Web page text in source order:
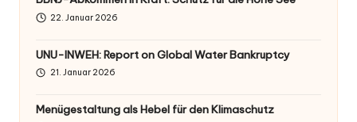
22. Januar 2026
UNU-INWEH: Report on Global Water Bankruptcy
21. Januar 2026
Menügestaltung als Hebel für den Klimaschutz